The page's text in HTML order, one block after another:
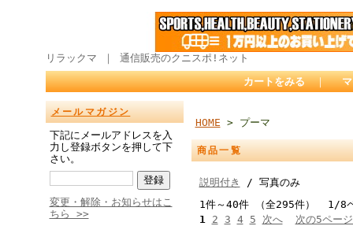
リラックマ ｜ 通信販売のクニスポ!ネット
カートをみる ｜
メールマガジン
下記にメールアドレスを入
力し登録ボタンを押して下
さい。
変更・解除・お知らせはこ
ちら >>
HOME > プーマ
商品一覧
説明付き
/ 写真のみ
1件～40件 （全295件） 1/8
1
2 3 4 5 次へ 次の5ペー